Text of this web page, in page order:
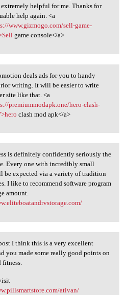
helpful for me. Thanks for
help again. <a
www.gizmogo.com/sell-game-
game console</a>
deals ads
deals ads for you to handy
writing. It will be easier to write
site like that. <a
premiummodapk.one/hero-clash-
clash mod apk</a>
is definitely
is definitely confidently seriously the
Every one with incredibly small
be expected via a variety of tradition
I like to recommend software program
amount.
post I think this
I think this is a very excellent
you made some really good points on
fitness.
ativan/